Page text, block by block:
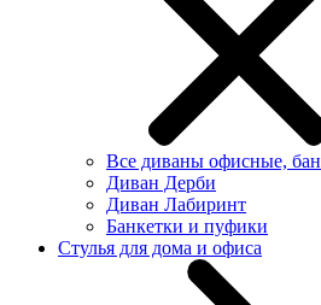
Все диваны офисные,
Диван Дерби
Диван Лабиринт
Банкетки и пуфики
Стулья для дома и офиса